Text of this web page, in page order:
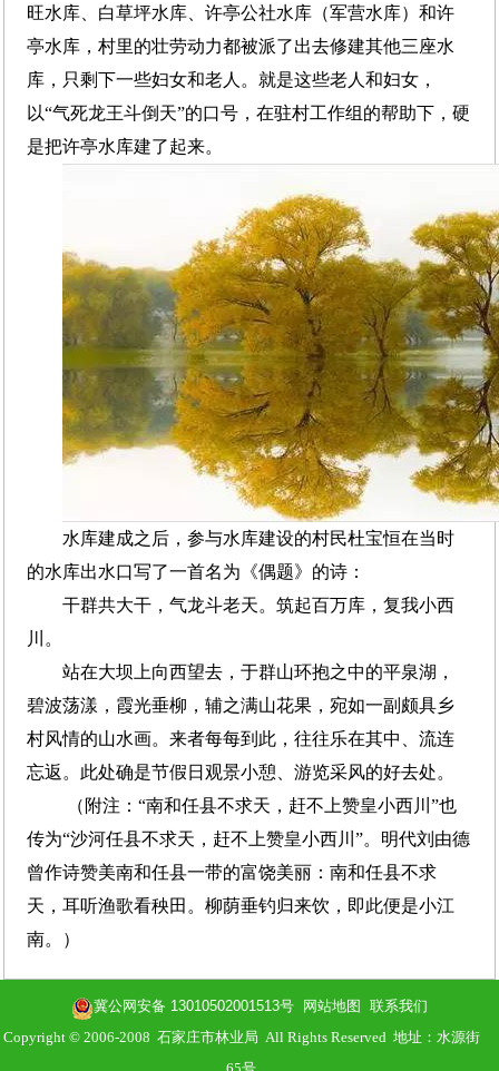
旺水库、白草坪水库、许亭公社水库（军营水库）和许
亭水库，村里的壮劳动力都被派了出去修建其他三座水
库，只剩下一些妇女和老人。就是这些老人和妇女，
以“气死龙王斗倒天”的口号，在驻村工作组的帮助下，硬
是把许亭水库建了起来。
水库建成之后，参与水库建设的村民杜宝恒在当时
的水库出水口写了一首名为《偶题》的诗：
干群共大干，气龙斗老天。筑起百万库，复我小西
川。
站在大坝上向西望去，于群山环抱之中的平泉湖，
碧波荡漾，霞光垂柳，辅之满山花果，宛如一副颇具乡
村风情的山水画。来者每每到此，往往乐在其中、流连
忘返。此处确是节假日观景小憩、游览采风的好去处。
（附注：“南和任县不求天，赶不上赞皇小西川”也
传为“沙河任县不求天，赶不上赞皇小西川”。明代刘由德
曾作诗赞美南和任县一带的富饶美丽：南和任县不求
天，耳听渔歌看秧田。柳荫垂钓归来饮，即此便是小江
南。）
冀公网安备 13010502001513号 网站地图
联系我们
Copyright © 2006-2008 石家庄市林业局 All Rights Reserved 地址：水源街